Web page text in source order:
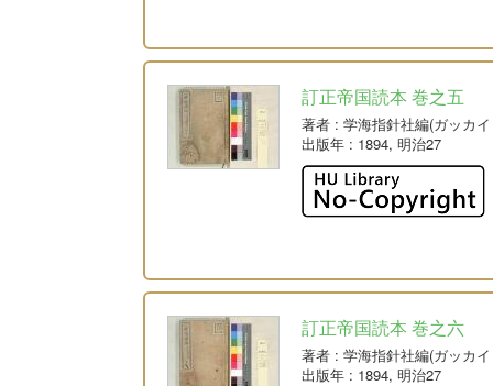
訂正帝国読本 巻之五
著者 : 学海指針社編(ガッカ
出版年 : 1894, 明治27
訂正帝国読本 巻之六
著者 : 学海指針社編(ガッカ
出版年 : 1894, 明治27